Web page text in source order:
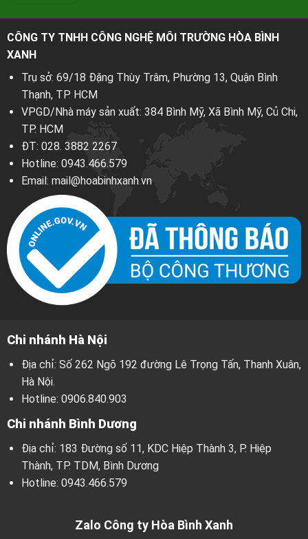
CÔNG TY TNHH CÔNG NGHỆ MÔI TRƯỜNG HÒA BÌNH
XANH
Trụ sở: 69/18 Đặng Thùy Trâm, Phường 13, Quận Bình
Thạnh, TP. HCM
VPGD/Nhà máy sản xuất: 384 Bình Mỹ, Xã Bình Mỹ, Củ Chi,
TP. HCM
ĐT: 028. 3882 2267
Hotline: 0943.466.579
Email: mail@hoabinhxanh.vn
Chi nhánh Hà Nội
Địa chỉ: Số 262 Ngõ 192 đường Lê Trọng Tấn, Thanh Xuân,
Hà Nội.
Hotline: 0906.840.903
Chi nhánh Bình Dương
Địa chỉ: 183 Đường số 11, KDC Hiệp Thành 3, P. Hiệp
Thành, TP. TDM, Bình Dương
Hotline: 0943.466.579
Zalo Công ty Hòa Bình Xanh